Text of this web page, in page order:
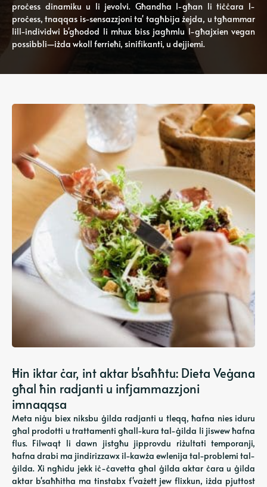
proċess dinamiku u li jevolvi. Għandha l-għan li tiċċara l-
proċess, tnaqqas is-sensazzjoni ta' tagħbija żejda, u tgħammar
lill-individwi b'għodod li mhux biss jagħmlu l-għajxien vegan
possibbli—iżda wkoll ferrieħi, sinifikanti, u dejjiemi.
Ħin iktar ċar, int aktar b'saħħtu: Dieta Veġana
għal ħin radjanti u infjammazzjoni
imnaqqsa
Meta niġu biex niksbu ġilda radjanti u tleqq, ħafna nies iduru
għal prodotti u trattamenti għall-kura tal-ġilda li jiswew ħafna
flus. Filwaqt li dawn jistgħu jipprovdu riżultati temporanji,
ħafna drabi ma jindirizzawx il-kawża ewlenija tal-problemi tal-
ġilda. Xi ngħidu jekk iċ-ċavetta għal ġilda aktar ċara u ġilda
aktar b'saħħitha ma tinstabx f'vażett jew flixkun, iżda pjuttost